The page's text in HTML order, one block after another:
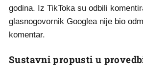
godina. Iz TikToka su odbili
glasnogovornik Googlea nije bio
komentar.
Sustavni propusti u